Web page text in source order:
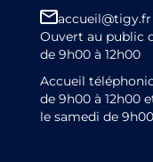
accueil@tigy.fr
Ouvert au public
de 9h00 à 12h00
Accueil
de 9h00 à 12h00
le samedi de